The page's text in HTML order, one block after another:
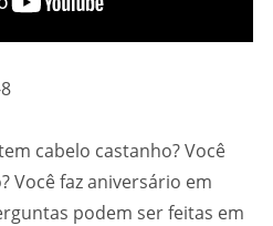
cabelo castanho? Você
Você faz aniversário em
podem ser feitas em